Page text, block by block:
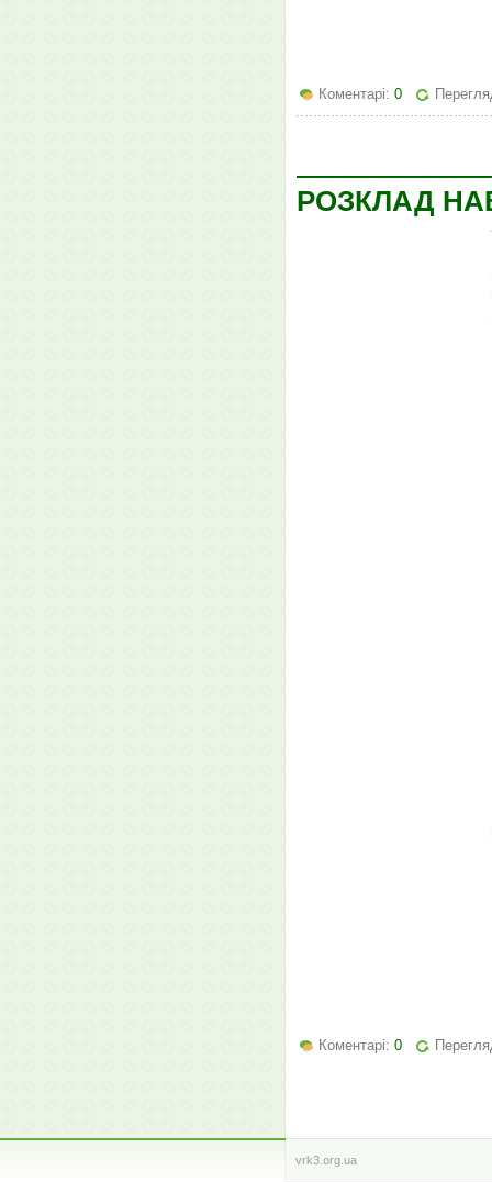
Коментарі: 0
РОЗКЛАД
Коментарі: 0
vrk3.org.ua